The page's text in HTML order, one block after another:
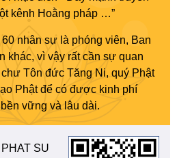
kênh Hoằng pháp …”
nhân sự là phóng viên, Ban
khác, vì vậy rất cần sự quan
Tôn đức Tăng Ni, quý Phật
Phật để có được kinh phí
vững và lâu dài.
SU